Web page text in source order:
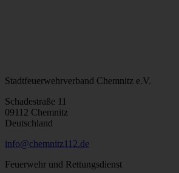
Stadtfeuerwehrverband Chemnitz e.V.
Schadestraße 11
09112 Chemnitz
Deutschland
info@chemnitz112.de
Feuerwehr und Rettungsdienst